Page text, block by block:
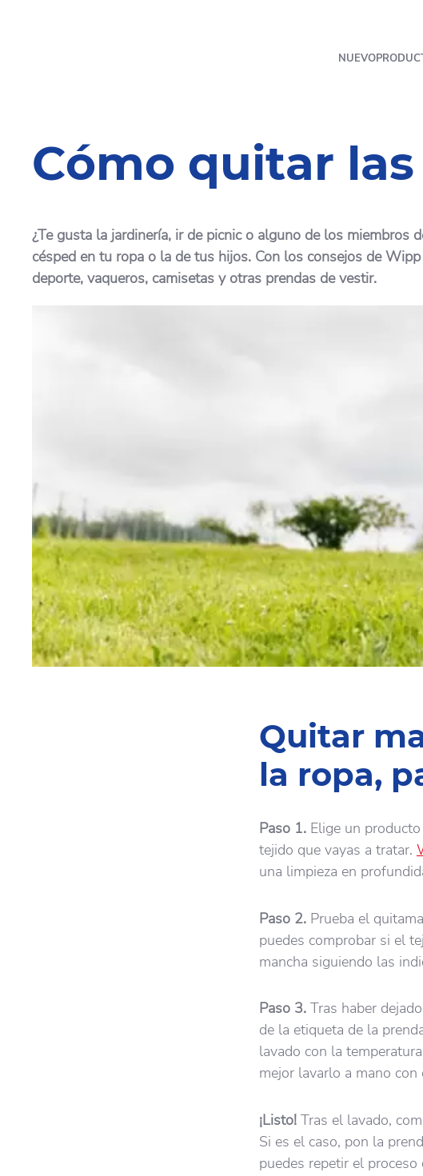
NUEVO
Cómo quitar
¿Te gusta la jardinería, ir de picnic o alguno de los miembros
césped en tu ropa o la de tus hijos. Con los consejos de
deporte, vaqueros, camisetas y otras prendas de vestir.
Quitar
la ropa,
Paso 1.Elige un producto
tejido que vayas a tratar.
una limpieza en
Paso 2.Prueba el
puedes comprobar si el
mancha siguiendo las
Paso 3.Tras haber
de la etiqueta de la
lavado con la
mejor lavarlo a mano
¡Listo! Tras el lavado,
Si es el caso, pon la
puedes repetir el